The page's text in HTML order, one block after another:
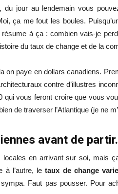
du jour au lendemain vous
ça me fout les boules.
à ça : combien vais-je
du taux de change et de la
on paye en dollars canadiens.
contre d’illustres
vous feront croire que vous
de traverser l’Atlantique (je ne
avant de partir.
locales en arrivant sur soi, mais
à l’autre, letaux de change varie
Faut pas pousser. Pour